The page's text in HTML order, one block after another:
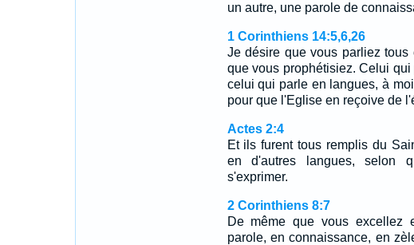
un autre, une parole de
1 Corinthiens 14:5,6,26
Je désire que vous parliez
que vous prophétisiez. Celui
celui qui parle en langues, à
pour que l'Eglise en reçoive de
Actes 2:4
Et ils furent tous remplis du
en d'autres langues, selon
s'exprimer.
2 Corinthiens 8:7
De même que vous excellez
parole, en connaissance, en